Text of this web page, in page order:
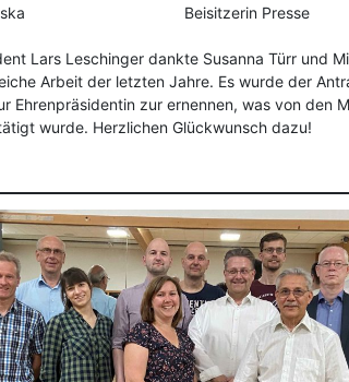
Beisitzerin Presse
Lars Leschinger dankte Susanna Türr und
Arbeit der letzten Jahre. Es wurde der
Ehrenpräsidentin zur ernennen, was von den
wurde. Herzlichen Glückwunsch dazu!